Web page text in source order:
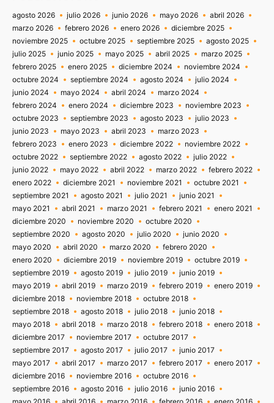
agosto 2026 julio 2026 junio 2026 mayo 2026
abril 2026
marzo 2026
febrero 2026 enero 2026
diciembre 2025
noviembre 2025
octubre 2025 septiembre 2025
agosto 2025
julio 2025
junio 2025 mayo 2025 abril 2025
marzo 2025
febrero 2025
enero 2025 diciembre 2024
noviembre 2024
octubre 2024
septiembre 2024 agosto 2024
julio 2024
junio 2024
mayo 2024 abril 2024
marzo 2024
febrero 2024
enero 2024 diciembre 2023
noviembre 2023
octubre 2023
septiembre 2023 agosto 2023
julio 2023
junio 2023
mayo 2023 abril 2023
marzo 2023
febrero 2023
enero 2023 diciembre 2022
noviembre 2022
octubre 2022
septiembre 2022 agosto 2022
julio 2022
junio 2022
mayo 2022 abril 2022 marzo 2022
febrero 2022
enero 2022
diciembre 2021 noviembre 2021
octubre 2021
septiembre 2021
agosto 2021 julio 2021
junio 2021
mayo 2021
abril 2021 marzo 2021 febrero 2021
enero 2021
diciembre 2020
noviembre 2020
octubre 2020
septiembre 2020
agosto 2020 julio 2020
junio 2020
mayo 2020
abril 2020 marzo 2020
febrero 2020
enero 2020
diciembre 2019 noviembre 2019
octubre 2019
septiembre 2019
agosto 2019 julio 2019
junio 2019
mayo 2019
abril 2019 marzo 2019 febrero 2019
enero 2019
diciembre 2018
noviembre 2018
octubre 2018
septiembre 2018
agosto 2018 julio 2018
junio 2018
mayo 2018
abril 2018 marzo 2018 febrero 2018
enero 2018
diciembre 2017
noviembre 2017
octubre 2017
septiembre 2017
agosto 2017 julio 2017
junio 2017
mayo 2017
abril 2017 marzo 2017 febrero 2017
enero 2017
diciembre 2016
noviembre 2016
octubre 2016
septiembre 2016
agosto 2016 julio 2016
junio 2016